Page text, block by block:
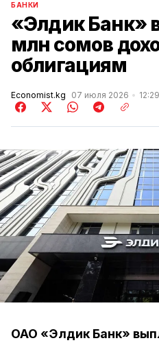
БАНКИ
«Элдик Банк»
млн сомов
облигациям
Economist.kg 07 июля 2026 12:29
ОАО «Элдик Банк»